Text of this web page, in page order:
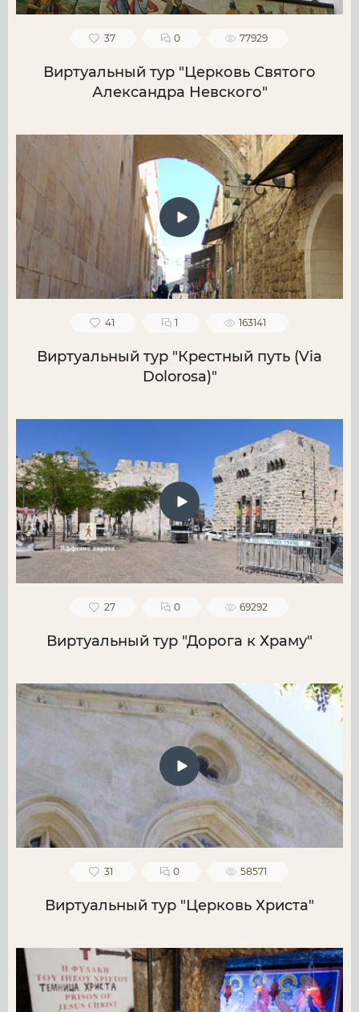
37 0 77929
Виртуальный тур "Церковь Святого
Александра Невского"
41 1 163141
Виртуальный тур "Крестный путь (Via
Dolorosa)"
27 0 69292
Виртуальный тур "Дорога к Храму"
31 0 58571
Виртуальный тур "Церковь Христа"